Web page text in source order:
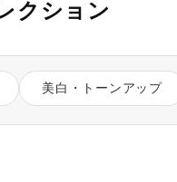
クション
美白・トーンアップ